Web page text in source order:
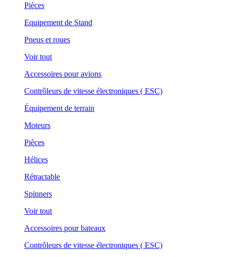
Pièces
Equipement de Stand
Pneus et roues
Voir tout
Accessoires pour avions
Contrôleurs de vitesse électroniques ( ESC)
Équipement de terrain
Moteurs
Pièces
Hélices
Rétractable
Spinners
Voir tout
Accessoires pour bateaux
Contrôleurs de vitesse électroniques ( ESC)